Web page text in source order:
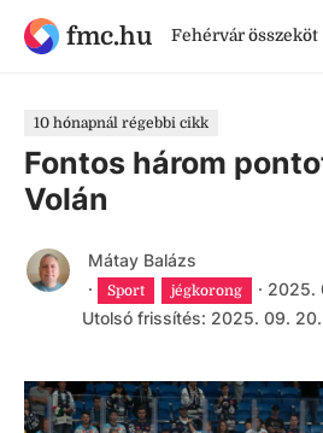
fmc.hu Fehérvár összeköt
10 hónapnál régebbi cikk
Fontos három
Volán
Mátay Balázs
·
Sport jégkorong · 2025.
Utolsó frissítés: 2025. 09.